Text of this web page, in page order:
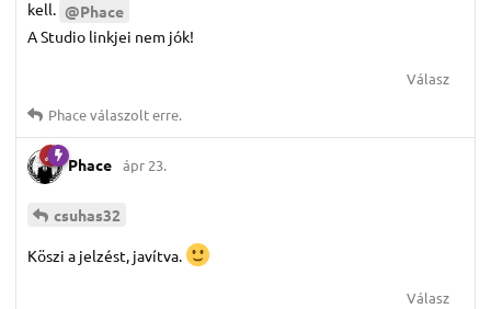
kell. @Phace
A Studio linkjei nem jók!
Válasz
Phaceválaszolt erre.
Phace ápr 23.
csuhas32
Köszi a jelzést, javítva.
Válasz